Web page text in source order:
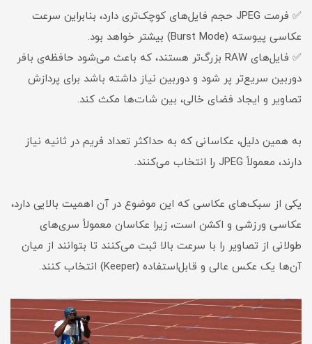
✅ فرمت JPEG حجم فایل‌های کوچک‌تری دارد، بنابراین سرعت
عکاسی پیوسته (Burst Mode) بیشتر خواهد بود.
✅ فایل‌های RAW بزرگ‌تر هستند، که باعث می‌شود حافظه‌ی بافر
دوربین سریع‌تر پر شود و دوربین نیاز داشته باشد برای پردازش
تصاویر و ایجاد فضای خالی، بین شات‌ها مکث کند.
به همین دلیل، عکاسانی که به حداکثر تعداد فریم در ثانیه نیاز
دارند، معمولاً JPEG را انتخاب می‌کنند.
یکی از سبک‌های عکاسی که این موضوع در آن اهمیت بالایی دارد،
عکاسی ورزشی و اکشن است، زیرا عکاسان معمولاً سری‌های
طولانی از تصاویر را با سرعت بالا ثبت می‌کنند تا بتوانند از میان
آن‌ها یک عکس عالی و قابل‌استفاده (Keeper) انتخاب کنند.